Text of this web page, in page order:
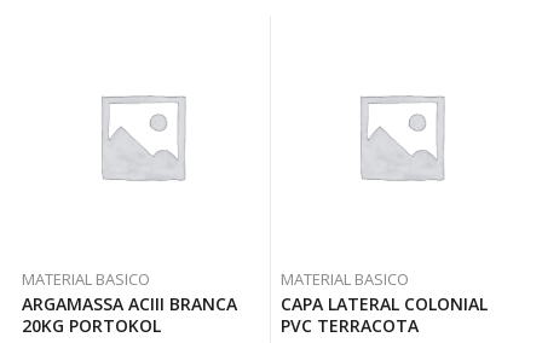
MATERIAL BASICO
ARGAMASSA ACIII BRANCA
20KG PORTOKOL
MATERIAL BASICO
CAPA LATERAL COLONIAL
PVC TERRACOTA